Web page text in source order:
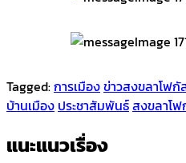
Tagged:การเมืองข่าวสงขลาโฟกั
บ้านเมือง ประชาสัมพันธ์สงขลาโ
แนะแนวเรื่อง